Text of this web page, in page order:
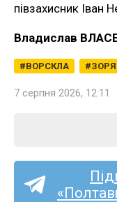
півзахисник Іван
Владислав
ВОРСКЛА ЗОРЯ
7 серпня 2026, 12:11